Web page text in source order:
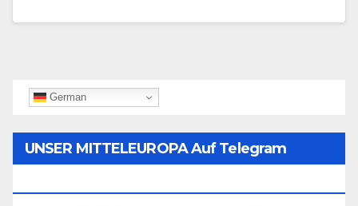
German
UNSER MITTELEUROPA Auf Telegram